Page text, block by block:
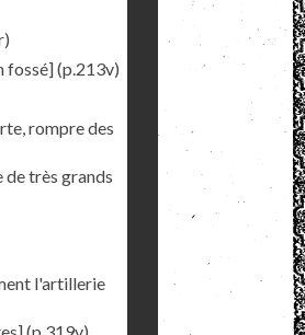
fossé](p.213v)
rompre des
très grands
l'artillerie